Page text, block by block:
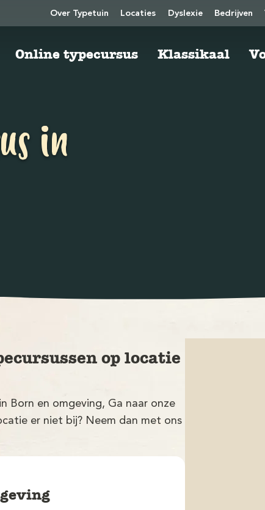
Over Typetuin Locaties Dyslexie Bedrijven
Online typecursus Klassikaal
in
op locatie
Born en omgeving, Ga naar onze
er niet bij? Neem dan met ons